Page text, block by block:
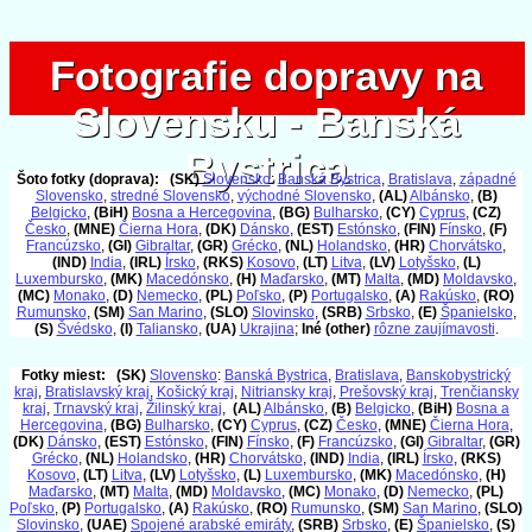
Fotografie dopravy na
Slovensku - Banská
Bystrica
Fotografie dopravy na
Slovensku - Banská
Bystrica
Šoto fotky (doprava): (SK) Slovensko:Banská Bystrica, Bratislava, západné
Slovensko, stredné Slovensko, východné Slovensko, (AL)Albánsko, (B)
Belgicko, (BiH) Bosna a Hercegovina, (BG) Bulharsko, (CY) Cyprus, (CZ)
Česko, (MNE) Čierna Hora, (DK) Dánsko, (EST) Estónsko, (FIN) Fínsko, (F)
Francúzsko, (GI) Gibraltar, (GR) Grécko, (NL) Holandsko, (HR) Chorvátsko,
(IND) India, (IRL) Írsko, (RKS) Kosovo, (LT) Litva, (LV) Lotyšsko, (L)
Luxembursko, (MK) Macedónsko, (H) Maďarsko, (MT) Malta, (MD) Moldavsko,
(MC) Monako, (D) Nemecko, (PL) Poľsko, (P) Portugalsko, (A) Rakúsko, (RO)
Rumunsko, (SM) San Marino, (SLO) Slovinsko, (SRB) Srbsko, (E) Španielsko,
(S) Švédsko, (I) Taliansko, (UA) Ukrajina; Iné (other) rôzne zaujímavosti.
Fotky miest: (SK) Slovensko: Banská Bystrica, Bratislava, Banskobystrický
kraj, Bratislavský kraj, Košický kraj, Nitriansky kraj, Prešovský kraj, Trenčiansky
kraj, Trnavský kraj, Žilinský kraj, (AL)Albánsko, (B) Belgicko, (BiH) Bosna a
Hercegovina, (BG) Bulharsko, (CY) Cyprus, (CZ) Česko, (MNE) Čierna Hora,
(DK) Dánsko, (EST) Estónsko, (FIN) Fínsko, (F) Francúzsko, (GI) Gibraltar, (GR)
Grécko, (NL) Holandsko, (HR) Chorvátsko, (IND) India, (IRL) Írsko, (RKS)
Kosovo, (LT) Litva, (LV) Lotyšsko, (L) Luxembursko, (MK) Macedónsko, (H)
Maďarsko, (MT) Malta, (MD) Moldavsko, (MC) Monako, (D) Nemecko, (PL)
Poľsko, (P) Portugalsko, (A) Rakúsko, (RO) Rumunsko, (SM) San Marino, (SLO)
Slovinsko, (UAE) Spojené arabské emiráty, (SRB) Srbsko, (E) Španielsko, (S)